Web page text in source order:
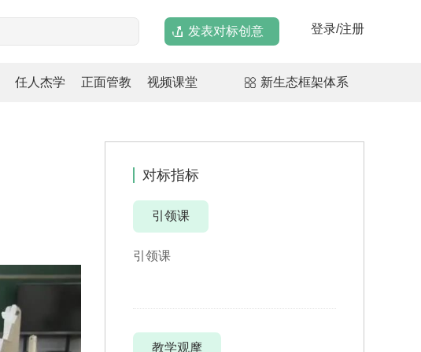
任人杰学 正面管教 视频课堂 新生态框架体系
发表对标创意 登录/注册
对标指标
引领课
引领课
教学观摩